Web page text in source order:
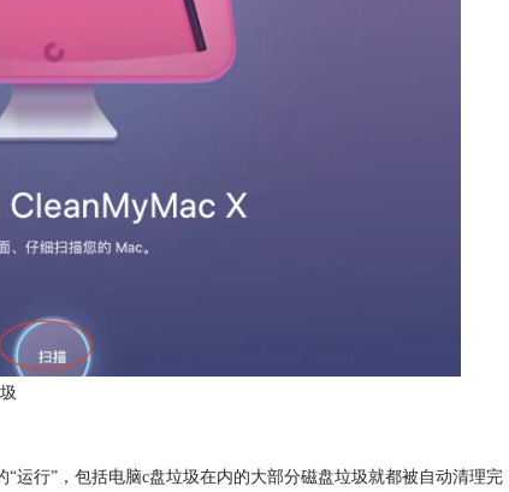
运行”，包括电脑c盘垃圾在内的大部分磁盘垃圾就都被自动清理完